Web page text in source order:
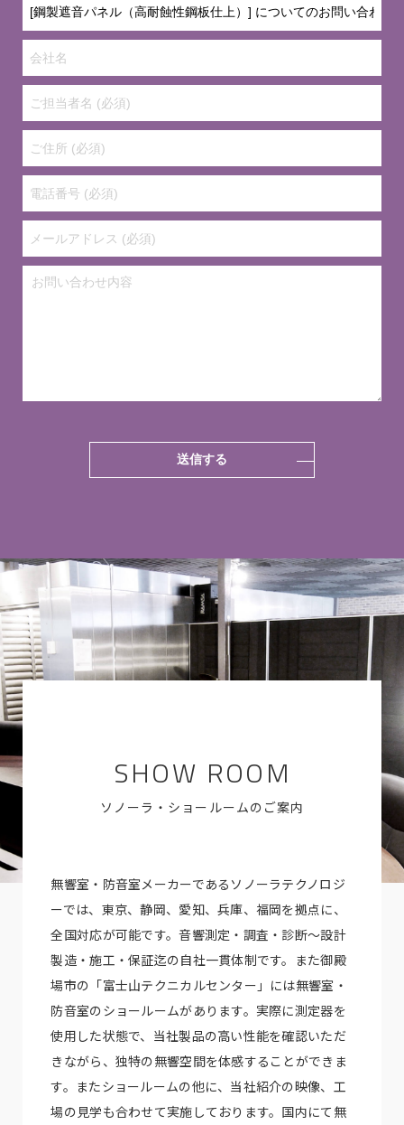
SHOW ROOM
ソノーラ・ショールームのご案内
無響室・防音室メーカーであるソノーラテクノロジ
ーでは、東京、静岡、愛知、兵庫、福岡を拠点に、
全国対応が可能です。音響測定・調査・診断～設計
製造・施工・保証迄の自社一貫体制です。また御殿
場市の「富士山テクニカルセンター」には無響室・
防音室のショールームがあります。実際に測定器を
使用した状態で、当社製品の高い性能を確認いただ
きながら、独特の無響空間を体感することができま
す。またショールームの他に、当社紹介の映像、工
場の見学も合わせて実施しております。国内にて無